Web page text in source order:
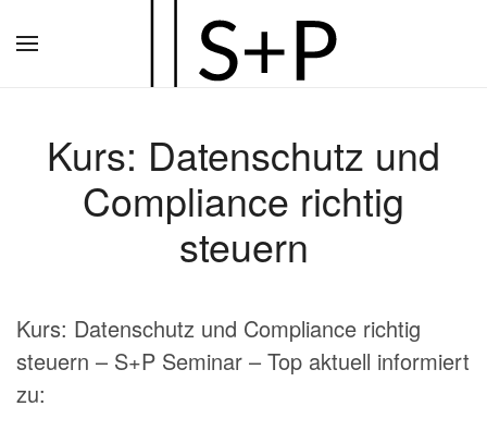
Hauptinhalt
Kurs: Datenschutz und
Compliance richtig
steuern
Kurs: Datenschutz und Compliance richtig
steuern – S+P Seminar – Top aktuell informiert
zu: